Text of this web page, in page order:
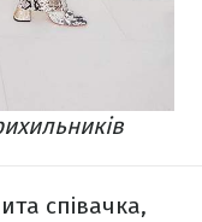
співачка,